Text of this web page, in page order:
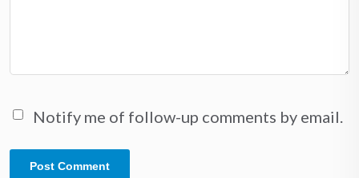
Notify me of follow-up comments by email.